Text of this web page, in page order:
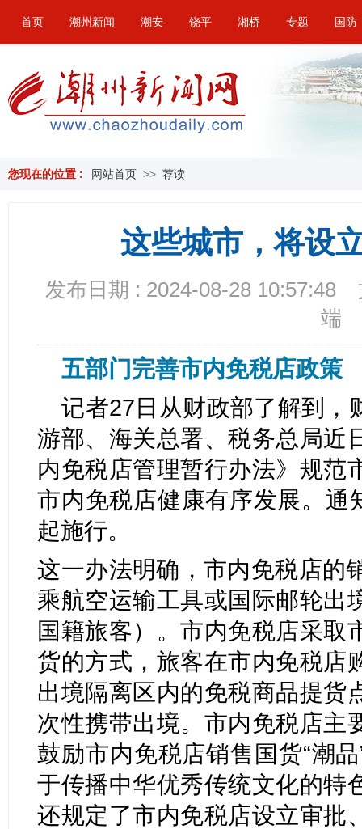
首页 潮州新闻 潮安 饶平 湘桥 专题 国防
您现在的位置 : 网站首页 >> 荐读
这些城市，将设
发布日期 : 2024-08-28 10:57:48
端
五部门完善市内免税店政策
记者27日从财政部了解到，
游部、海关总署、税务总局近
内免税店管理暂行办法》规范
市内免税店健康有序发展。通
起施行。
这一办法明确，市内免税店的
乘航空运输工具或国际邮轮出
国籍旅客）。市内免税店采取
货的方式，旅客在市内免税店
出境隔离区内的免税商品提货
次性携带出境。市内免税店主
鼓励市内免税店销售国货“潮
于传播中华优秀传统文化的特
还规定了市内免税店设立审批